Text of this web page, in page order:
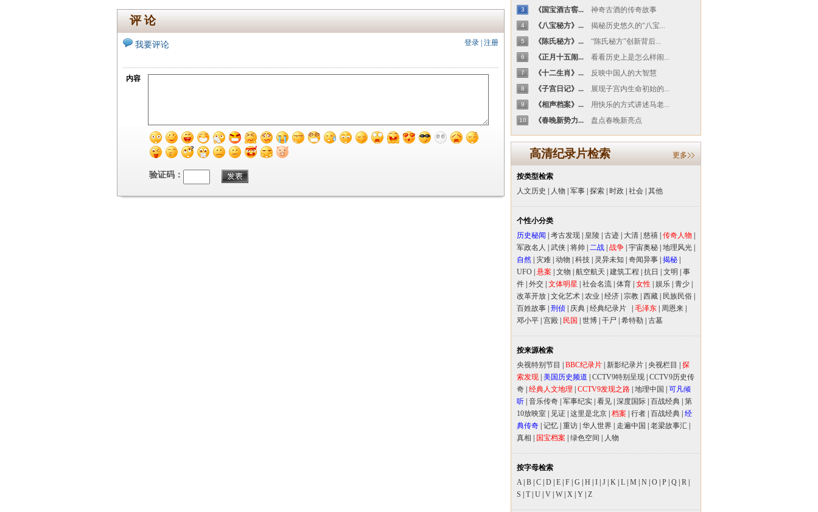
评 论
登录 注册
我要评论
内容
验证码：
3 《国宝酒古窖... 神奇古酒的传奇故事
4 《八宝秘方》... 揭秘历史悠久的“八宝...
5 《陈氏秘方》... “陈氏秘方”创新背后...
6 《正月十五闹... 看看历史上是怎么样闹...
7 《十二生肖》... 反映中国人的大智慧
8 《子宫日记》... 展现子宫内生命初始的...
9 《相声档案》... 用快乐的方式讲述马老...
10 《春晚新势力... 盘点春晚新亮点
高清纪录片检索 更多
按类型检索
人文历史
人物 军事 探索 时政 社会 其他
个性小分类
历史秘闻
考古发现 皇陵 古迹 大清 慈禧 传奇人物
军政名人
武侠 将帅 二战 战争 宇宙奥秘 地理风光
自然
灾难 动物 科技 灵异未知 奇闻异事 揭秘
UFO 悬案 文物 航空航天 建筑工程 抗日 文明
事
件 外交 文体明星 社会名流 体育 女性 娱乐 青少
改革开放 文化艺术 农业 经济 宗教 西藏 民族民俗
百姓故事 刑侦 庆典 经典纪录片 毛泽东 周恩来
邓小平 宫殿 民国 世博 干尸 希特勒 古墓
按来源检索
央视特别节目
BBC纪录片 新影纪录片 央视栏目
探
索发现 美国历史频道 CCTV9特别呈现 CCTV9历史传
奇 经典人文地理 CCTV9发现之路 地理中国
可凡倾
听 音乐传奇 军事纪实 看见 深度国际 百战经典 第
10放映室
见证 这里是北京 档案 行者 百战经典 经
典传奇 记忆 重访 华人世界 走遍中国 老梁故事汇
真相
国宝档案 绿色空间 人物
按字母检索
A| B C D E F G H I J K L M N O P Q R
S
T| U V W X Y Z